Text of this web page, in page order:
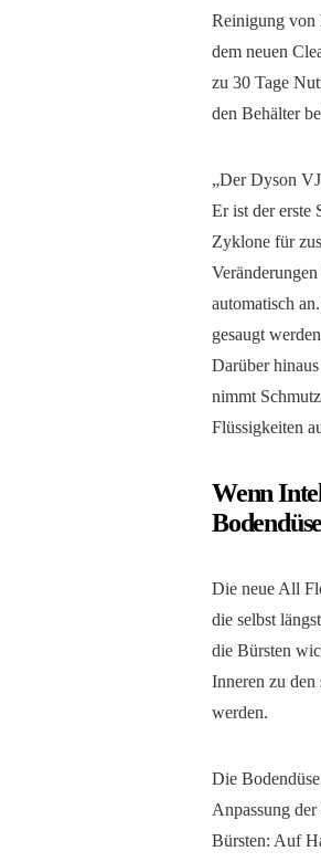
Reinigung von
dem neuen
zu 30 Tage
den Behälter
„Der Dyson
Er ist der erste
Zyklone für
automatisch
gesaugt
Darüber
nimmt
Flüssigkeiten
Wenn
Bodendüse
Die neue All
die selbst
die Bürsten
Inneren zu den
werden.
Die
Anpassung
Bürsten: Auf